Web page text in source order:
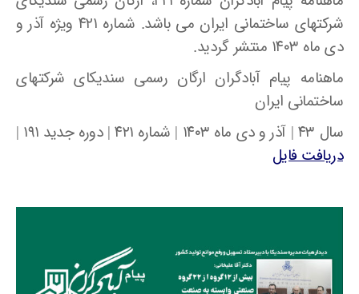
شرکتهای ساختمانی ایران می باشد. شماره ۴۲۱ ویژه آذر و
دی ماه ۱۴۰۳ منتشر گردید.
ماهنامه پیام آبادگران ارگان رسمی سندیکای شرکتهای
ساختمانی ایران
سال ۴۳ | آذر و دی ماه ۱۴۰۳ | شماره ۴۲۱ | دوره جدید ۱۹۱ |
دریافت فایل